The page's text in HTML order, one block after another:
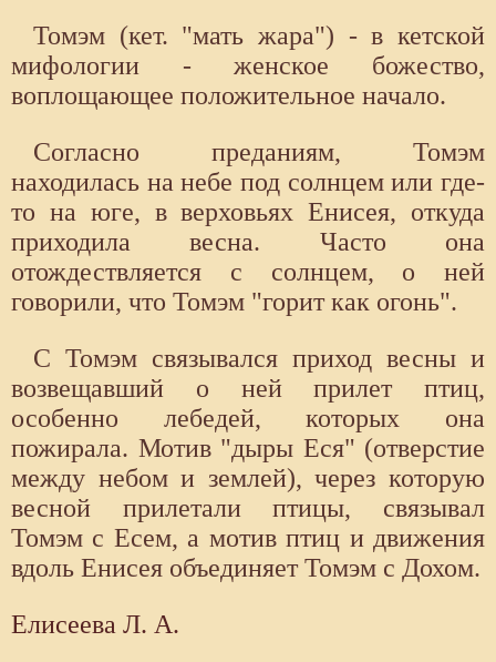
Томэм (кет. "мать жара") - в кетской
мифологии - женское божество,
воплощающее положительное начало.
Согласно преданиям, Томэм
находилась на небе под солнцем или где-
то на юге, в верховьях Енисея, откуда
приходила весна. Часто она
отождествляется с солнцем, о ней
говорили, что Томэм "горит как огонь".
С Томэм связывался приход весны и
возвещавший о ней прилет птиц,
особенно лебедей, которых она
пожирала. Мотив "дыры Еся" (отверстие
между небом и землей), через которую
весной прилетали птицы, связывал
Томэм с Есем, а мотив птиц и движения
вдоль Енисея объединяет Томэм с Дохом.
Елисеева Л. А.